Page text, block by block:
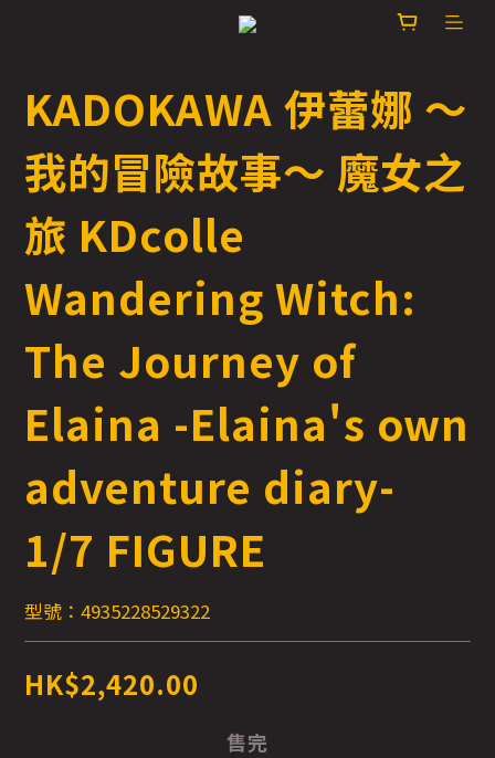
KADOKAWA 伊蕾娜 ～
我的冒險故事～ 魔女之
旅 KDcolle
Wandering Witch:
The Journey of
Elaina -Elaina's own
adventure diary-
1/7 FIGURE
型號：4935228529322
HK$2,420.00
售完